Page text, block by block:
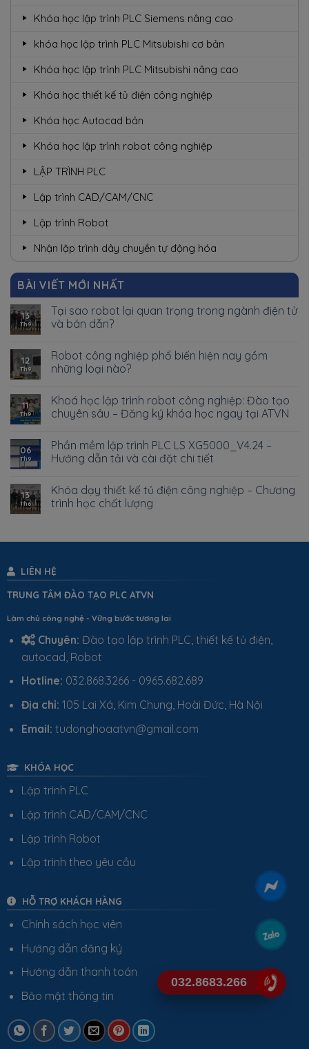
Khóa học lập trình PLC Siemens nâng cao
khóa học lập trình PLC Mitsubishi cơ bản
Khóa học lập trình PLC Mitsubishi nâng cao
Khóa học thiết kế tủ điện công nghiệp
Khóa học Autocad bản
Khóa học lập trình robot công nghiệp
LẬP TRÌNH PLC
Lập trình CAD/CAM/CNC
Lập trình Robot
Nhận lập trình dây chuyền tự động hóa
BÀI VIẾT MỚI NHẤT
13
Th9
Tại sao robot lại quan trọng trong ngành điện tử
và bán dẫn?
12
Th9
Robot công nghiệp phổ biến hiện nay gồm
những loại nào?
11
Th9
Khoá học lập trình robot công nghiệp: Đào tạo
chuyên sâu – Đăng ký khóa học ngay tại ATVN
06
Th9
Phần mềm lập trình PLC LS XG5000_V4.24 –
Hướng dẫn tải và cài đặt chi tiết
13
Th6
Khóa dạy thiết kế tủ điện công nghiệp – Chương
trình học chất lượng
LIÊN HỆ
TRUNG TÂM ĐÀO TẠO PLC ATVN
Làm chủ công nghệ - Vững bước tương lai
Chuyên: Đào tạo lập trình PLC, thiết kế tủ điện,
autocad, Robot
Hotline: 032.868.3266 - 0965.682.689
Địa chỉ: 105 Lai Xá, Kim Chung, Hoài Đức, Hà Nội
Email: tudonghoaatvn@gmail.com
KHÓA HỌC
Lập trình PLC
Lập trình CAD/CAM/CNC
Lập trình Robot
Lập trình theo yêu cầu
HỖ TRỢ KHÁCH HÀNG
Chính sách học viên
Hướng dẫn đăng ký
Hướng dẫn thanh toán
Bảo mật thông tin
032.8683.266